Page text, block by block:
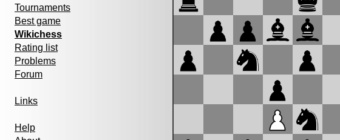
Tournaments
Best game
Wikichess
Rating list
Problems
Forum
Links
Help